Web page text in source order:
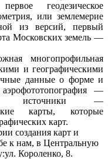
геодезическое
или землемерие
из версий, первый
Московских земель —
многопрофильная
и географическими
данные о форме и
—
источники —
карты, которые
карт.
создания карт и
к нам, в Центральную
Короленко, 8.